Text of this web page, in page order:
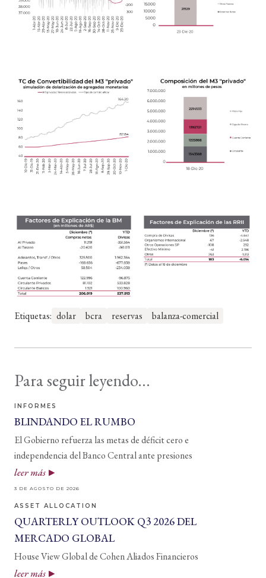
Etiquetas: dolar bcra reservas balanza-comercial
Para seguir leyendo...
INFORMES
BLINDANDO EL RUMBO
El Gobierno refuerza las metas de déficit cero e
independencia del Banco Central ante presiones
leer más
3 DE AGOSTO DE 2026
ASSET ALLOCATION
QUARTERLY OUTLOOK Q3 2026 DEL
MERCADO GLOBAL
House View Global de Cohen Aliados Financieros
leer más